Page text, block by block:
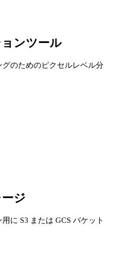
ンツール
のためのピクセルレベル分
ジ
に S3 または GCS バケット